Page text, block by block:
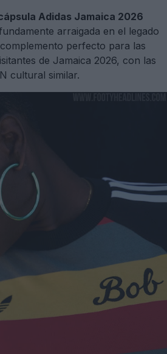
Adidas Jamaica 2026
arraigada en el legado
perfecto para las
de Jamaica 2026, con las
cultural similar.